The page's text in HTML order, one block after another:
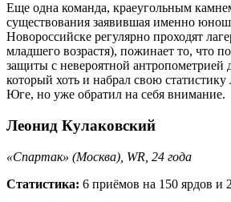
Еще одна команда, краеугольным
существования заявившая именно
Новороссийске регулярно проходят
младшего возрастя), пожинает то, что
защиты с невероятной антропометрией
который хоть и набрал свою статистику
Юге, но уже обратил на себя внимание.
Леонид Кулаковский
«Спартак» (Москва), WR, 24 года
Статистика: 6 приёмов на 150 ярдов и